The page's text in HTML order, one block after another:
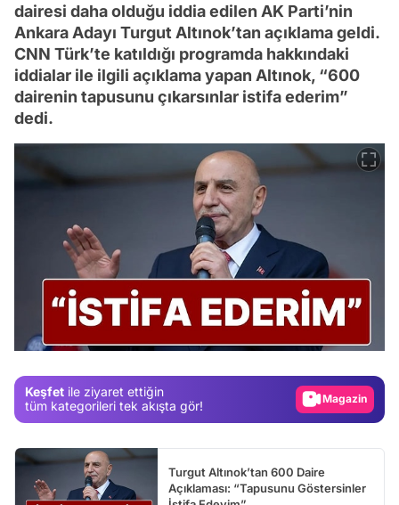
dairesi daha olduğu iddia edilen AK Parti’nin
Ankara Adayı Turgut Altınok’tan açıklama geldi.
CNN Türk’te katıldığı programda hakkındaki
iddialar ile ilgili açıklama yapan Altınok, “600
dairenin tapusunu çıkarsınlar istifa ederim”
dedi.
Keşfet ile ziyaret ettiğin
tüm kategorileri tek akışta gör!
Video
Test
Gündem
Video
Turgut Altınok’tan 600 Daire
Açıklaması: “Tapusunu Göstersinler